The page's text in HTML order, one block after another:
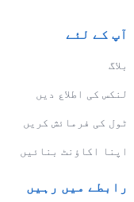
آپ کے لئے
بلاگ
لنکس کی اطلاع دیں
ٹول کی فرمائش کریں
اپنا اکاؤنٹ بنائیں
رابطے میں رہیں